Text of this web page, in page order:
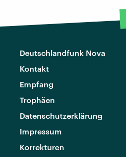
Deutschlandfunk Nova
Kontakt
Empfang
Trophäen
Datenschutzerklärung
Impressum
Korrekturen